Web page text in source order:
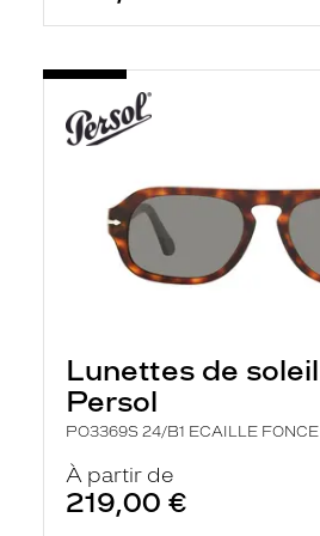
Lunettes de soleil
Persol
PO3369S 24/B1 ECAILLE FONCE
À partir de
219,00 €